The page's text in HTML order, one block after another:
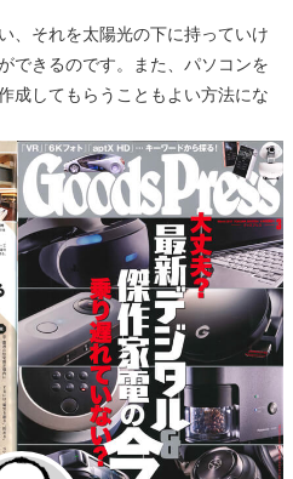
、それを太陽光の下に持っていけ
できるのです。また、パソコンを
成してもらうこともよい方法にな